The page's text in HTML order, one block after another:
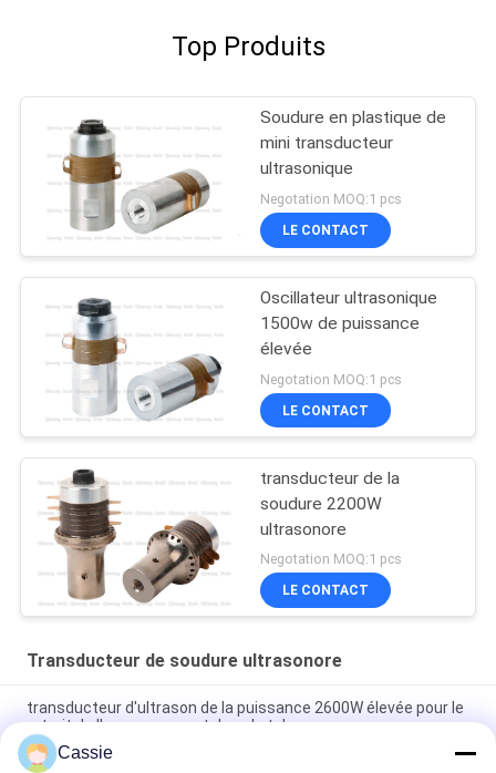
Top Produits
Soudure en plastique de
mini transducteur
ultrasonique
Negotation MOQ:1 pcs
LE CONTACT
Oscillateur ultrasonique
1500w de puissance
élevée
Negotation MOQ:1 pcs
LE CONTACT
transducteur de la
soudure 2200W
ultrasonore
Negotation MOQ:1 pcs
LE CONTACT
Transducteur de soudure ultrasonore
transducteur d'ultrason de la puissance 2600W élevée pour le
retrait de l'encrassement dans le tube
Cassie